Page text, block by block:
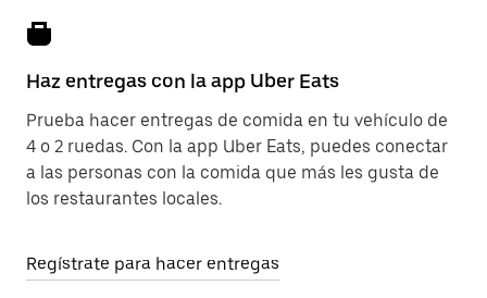
Haz entregas con la app Uber Eats
Prueba hacer entregas de comida en tu vehículo de
4 o 2 ruedas. Con la app Uber Eats, puedes conectar
a las personas con la comida que más les gusta de
los restaurantes locales.
Regístrate para hacer entregas